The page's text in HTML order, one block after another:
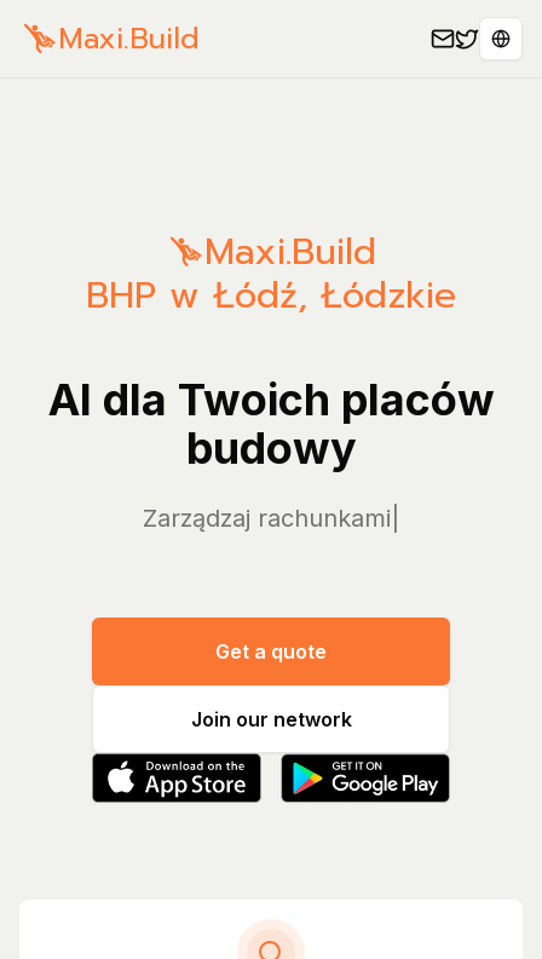
Maxi.Build
Maxi.Build
BHP w Łódź, Łódzkie
AI dla Twoich placów
budowy
Zarządzaj rachunkami i wyd
Get a quote
Join our network